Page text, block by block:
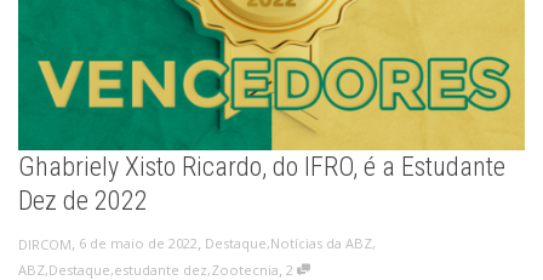
Ghabriely Xisto Ricardo, do IFRO, é a Estudante
Dez de 2022
DIRCOM, 6 de maio de 2022, Destaque,Notícias da ABZ,
ABZ,Destaque,estudante dez,Zootecnia 2